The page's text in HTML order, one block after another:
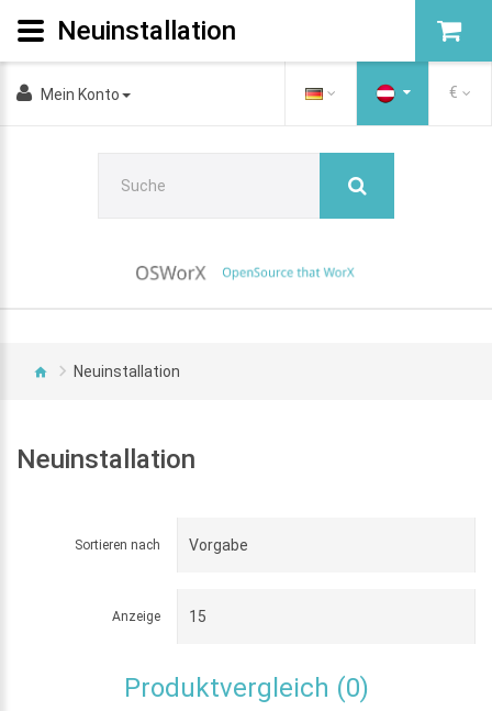
Mein Konto €
Neuinstallation
Neuinstallation
Sortieren nach
Anzeige
Produktvergleich (0)
Neuinstallation